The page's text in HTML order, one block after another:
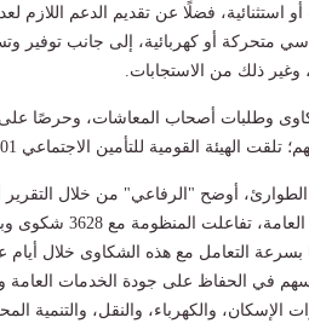
متحركة أو كهربائية، إلى جانب توفير
وغير ذلك من الاستجابات.
وطلبات أصحاب المعاشات، وحرصًا على
القومية للتأمين الاجتماعي 8501 شكوى وطلب واستفسار.
أوضح "الرفاعي" من خلال التقرير
ودعمًا لانتظام
بسرعة التعامل مع هذه الشكاوى خلال أيام
في الحفاظ على جودة الخدمات العامة
والكهرباء، والنقل، والتنمية